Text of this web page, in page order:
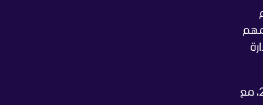
" تقديم تغطية مباشرة ومحدثة لحظة بلحظة لجميع أخبار كأس العالم 2026، مع